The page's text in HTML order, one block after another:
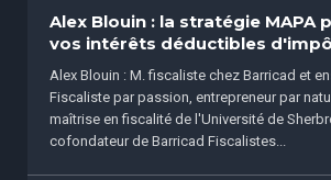
Alex Blouin : la stratégie MAPA
vos intérêts déductibles
Alex Blouin : M. fiscaliste chez Barricad et
Fiscaliste par passion, entrepreneur par
maîtrise en fiscalité de l'Université de
cofondateur de Barricad Fiscalistes...